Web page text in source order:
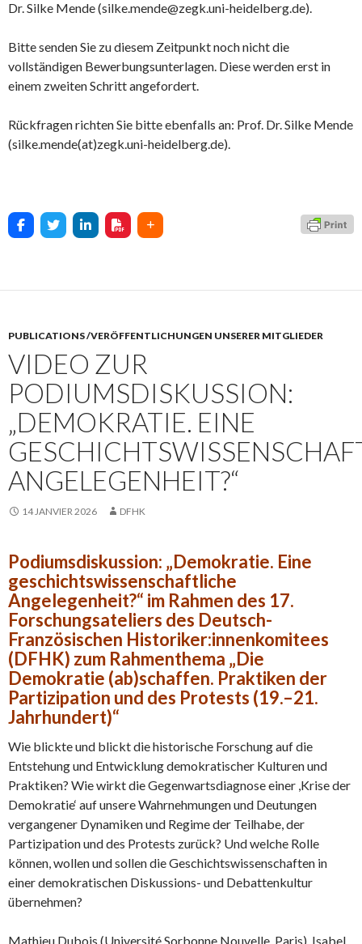
Dr. Silke Mende (silke.mende@zegk.uni-heidelberg.de).
Bitte senden Sie zu diesem Zeitpunkt noch nicht die
vollständigen Bewerbungsunterlagen. Diese werden erst in
einem zweiten Schritt angefordert.
Rückfragen richten Sie bitte ebenfalls an: Prof. Dr. Silke Mende
(silke.mende(at)zegk.uni-heidelberg.de).
PUBLICATIONS /VERÖFFENTLICHUNGEN UNSERER MITGLIEDER
VIDEO ZUR
PODIUMSDISKUSSION:
„DEMOKRATIE. EINE
ANGELEGENHEIT?“
14 JANVIER 2026 DFHK
Podiumsdiskussion: „Demokratie. Eine
geschichtswissenschaftliche
Angelegenheit?“ im Rahmen des 17.
Forschungsateliers des Deutsch-
Französischen Historiker:innenkomitees
(DFHK) zum Rahmenthema „Die
Demokratie (ab)schaffen. Praktiken der
Partizipation und des Protests (19.–21.
Jahrhundert)“
Wie blickte und blickt die historische Forschung auf die
Entstehung und Entwicklung demokratischer Kulturen und
Praktiken? Wie wirkt die Gegenwartsdiagnose einer ,Krise der
Demokratie‘ auf unsere Wahrnehmungen und Deutungen
vergangener Dynamiken und Regime der Teilhabe, der
Partizipation und des Protests zurück? Und welche Rolle
können, wollen und sollen die Geschichtswissenschaften in
einer demokratischen Diskussions- und Debattenkultur
übernehmen?
Mathieu Dubois (Université Sorbonne Nouvelle, Paris), Isabel